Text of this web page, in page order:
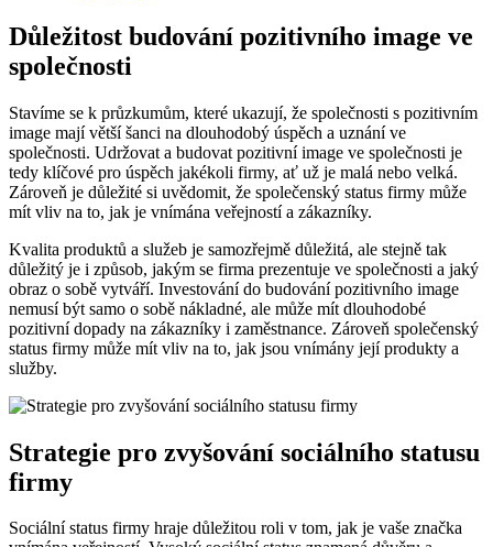
Důležitost budování pozitivního image ve
společnosti
Stavíme se k průzkumům, které ukazují, že společnosti s pozitivním
image mají větší šanci na dlouhodobý úspěch a uznání ve
společnosti. Udržovat a budovat pozitivní image ve společnosti je
tedy klíčové pro úspěch jakékoli firmy, ať už je malá nebo velká.
Zároveň je důležité si uvědomit, že společenský status firmy může
mít vliv na to, jak je vnímána veřejností a zákazníky.
Kvalita produktů a služeb je samozřejmě důležitá, ale stejně tak
důležitý je i způsob, jakým se firma prezentuje ve společnosti a jaký
obraz o sobě vytváří. Investování do budování pozitivního image
nemusí být samo o sobě nákladné, ale může mít dlouhodobé
pozitivní dopady na zákazníky i zaměstnance. Zároveň společenský
status firmy může mít vliv na to, jak jsou vnímány její produkty a
služby.
Strategie pro zvyšování sociálního statusu
firmy
Sociální status firmy hraje důležitou roli v tom, jak je vaše značka